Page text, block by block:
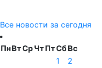
Все новости за сегодня
ПнВтСрЧтПтСбВс
1
2